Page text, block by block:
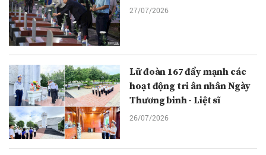
27/07/2026
Lữ đoàn 167 đẩy mạnh các
hoạt động tri ân nhân Ngày
Thương binh - Liệt sĩ
26/07/2026